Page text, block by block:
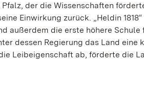
der die Wissenschaften
Einwirkung zurück. „Heldin 1818“
außerdem die erste höhere Schule
dessen Regierung das Land eine
Leibeigenschaft ab, förderte die